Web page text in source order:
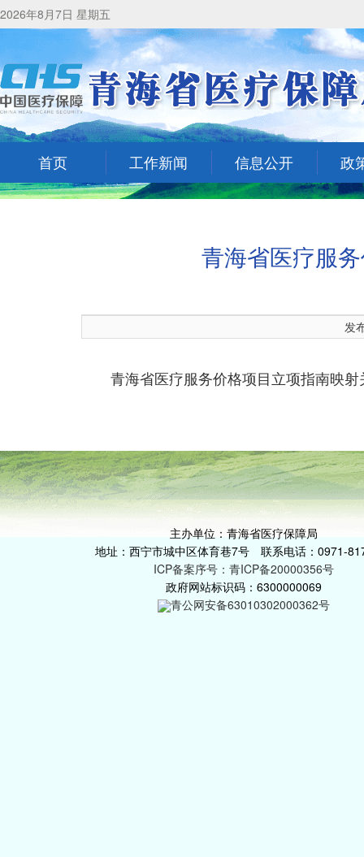
2026年8月7日 星期五
首页 工作新闻 信息公开 政
青海省医疗服
发
青海省医疗服务价格项目立项指南映
主办单位：青海省医疗保障局
地址：西宁市城中区体育巷7号 联系电话：0971-
ICP备案序号：青ICP备20000356号
政府网站标识码：6300000069
青公网安备63010302000362号